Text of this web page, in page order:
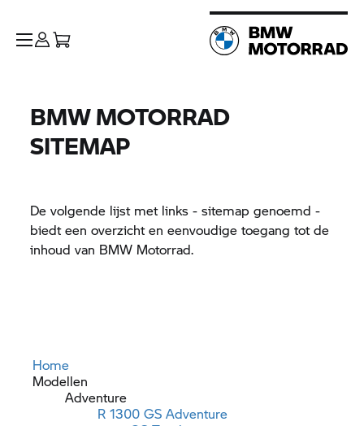
BMW MOTORRAD
SITEMAP
De volgende lijst met links - sitemap genoemd -
biedt een overzicht en eenvoudige toegang tot de
inhoud van BMW Motorrad.
Home
Modellen
Adventure
R 1300 GS Adventure